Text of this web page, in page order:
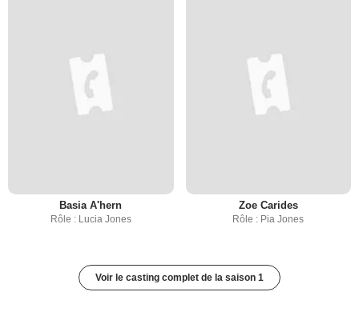
Basia A'hern
Rôle : Lucia Jones
Zoe Carides
Rôle : Pia Jones
Voir le casting complet de la saison 1